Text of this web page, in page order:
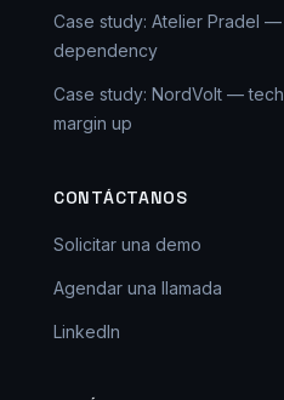
Case study: Atelier Pradel
dependency
Case study: NordVolt — tech
margin up
CONTÁCTANOS
Solicitar una demo
Agendar una llamada
LinkedIn